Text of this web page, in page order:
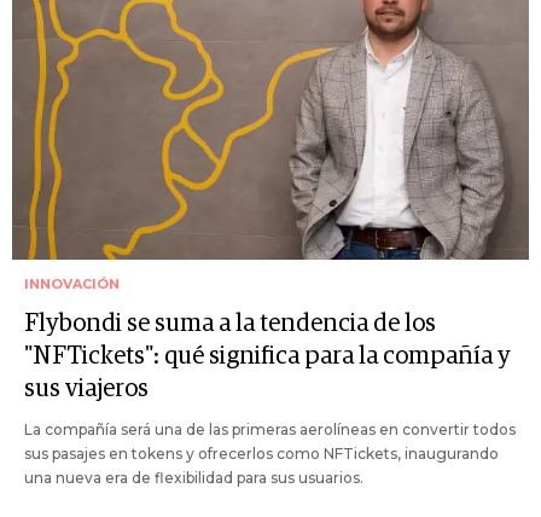
INNOVACIÓN
Flybondi se suma a la tendencia de los
"NFTickets": qué significa para la compañía y
sus viajeros
La compañía será una de las primeras aerolíneas en convertir todos
sus pasajes en tokens y ofrecerlos como NFTickets, inaugurando
una nueva era de flexibilidad para sus usuarios.